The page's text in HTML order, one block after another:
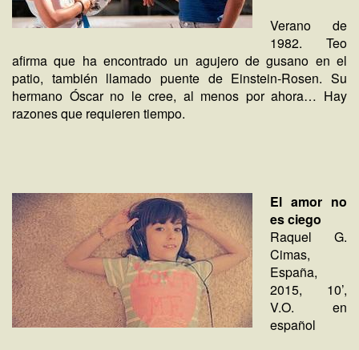
Verano de
1982. Teo
afirma que ha encontrado un agujero de gusano en el
patio, también llamado puente de Einstein-Rosen. Su
hermano Óscar no le cree, al menos por ahora… Hay
razones que requieren tiempo.
El amor no
es ciego
Raquel G.
Cimas,
España,
2015, 10’,
V.O. en
español